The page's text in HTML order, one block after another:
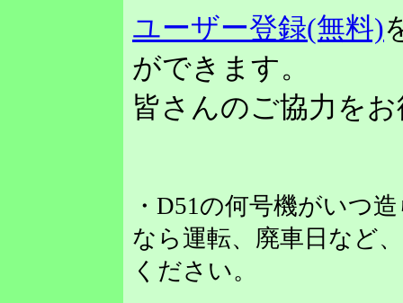
ユーザー登録(無料)
ができます。
皆さんのご協力を
・D51の何号機がいつ
なら運転、廃車日など
ください。